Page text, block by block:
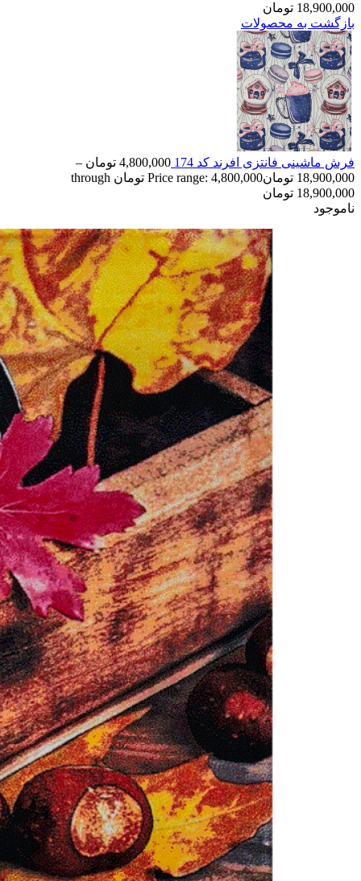
18,900,000 تومان
بازگشت به محصولات
فرش ماشینی فانتزی افرند کد 174 4,800,000 تومان –
18,900,000 تومان
Price range: 4,800,000 تومان through
18,900,000 تومان
ناموجود